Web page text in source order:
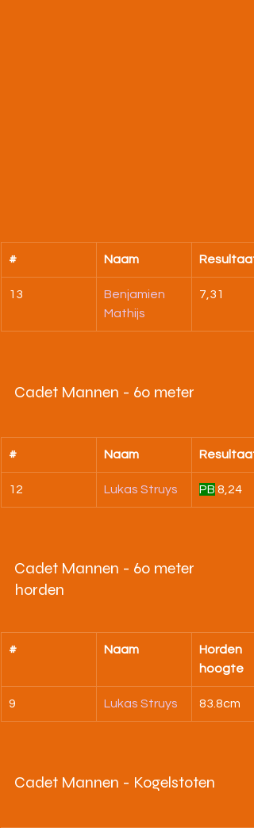
# Naam Resultaat
13
Benjamien
Mathijs
7,31
Cadet Mannen - 60 meter
# Naam Resultaat
12 Lukas Struys PB 8,24
Cadet Mannen - 60 meter
horden
# Naam
Horden
hoogte
9 Lukas Struys 83.8cm
Cadet Mannen - Kogelstoten